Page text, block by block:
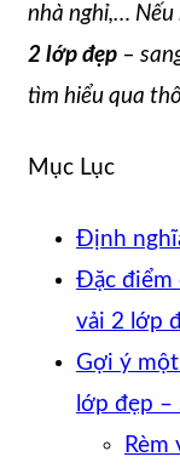
nhà nghỉ,…
2 lớp đẹp –
tìm hiểu qua
Mục Lục
Định
Đặc điểm
vải 2 lớp
Gợi ý
lớp đẹp
Rèm